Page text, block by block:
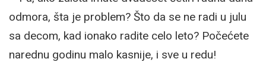
odmora, šta je problem? Što da se ne radi u julu
sa decom, kad ionako radite celo leto? Počećete
narednu godinu malo kasnije, i sve u redu!